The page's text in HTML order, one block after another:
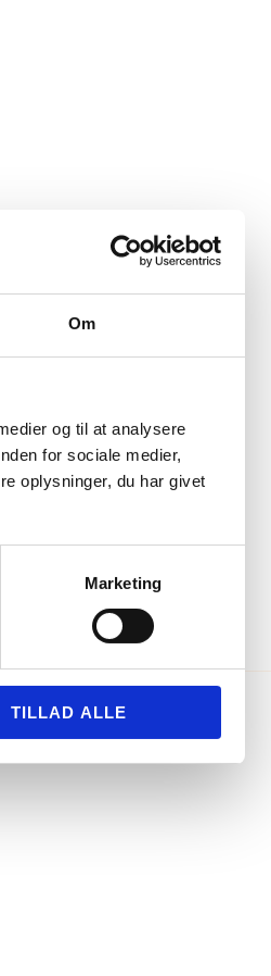
Om
og til at analysere
for sociale medier,
oplysninger, du har givet
Marketing
TILLAD ALLE